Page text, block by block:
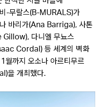
-무랄스(B-MURALS)가
바리가(Ana Barriga), 사톤
다니엘 무뇨스
Cordal) 등 세계의 벽화
까지 오소나 아르티무르
을 개최했다.